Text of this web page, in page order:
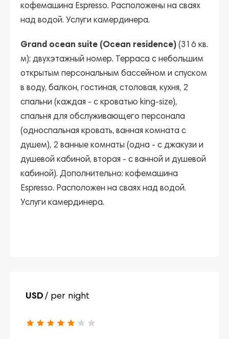
кофемашина Espresso. Расположены на сваях
над водой. Услуги камердинера.
Grand ocean suite (Ocean residence) (316 кв.
м): двухэтажный номер. Терраса с небольшим
открытым персональным бассейном и спуском
в воду, балкон, гостиная, столовая, кухня, 2
спальни (каждая - с кроватью king-size),
спальня для обслуживающего персонала
(односпальная кровать, ванная комната с
душем), 2 ванные комнаты (одна - с джакузи и
душевой кабиной, вторая - с ванной и душевой
кабиной). Дополнительно: кофемашина
Espresso. Расположен на сваях над водой.
Услуги камердинера.
USD / per night